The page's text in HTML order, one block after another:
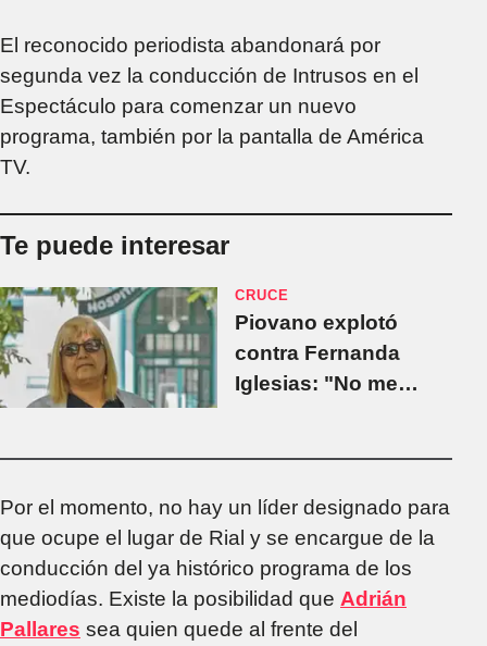
El reconocido periodista abandonará por
segunda vez la conducción de Intrusos en el
Espectáculo para comenzar un nuevo
programa, también por la pantalla de América
TV.
Te puede interesar
CRUCE
Piovano explotó
contra Fernanda
Iglesias: "No me
Por el momento, no hay un líder designado para
que ocupe el lugar de Rial y se encargue de la
conducción del ya histórico programa de los
mediodías. Existe la posibilidad que Adrián
Pallares sea quien quede al frente del